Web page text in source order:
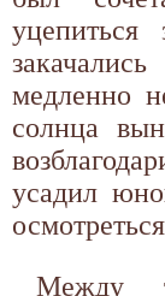
медленно
солнца
усадил
Между